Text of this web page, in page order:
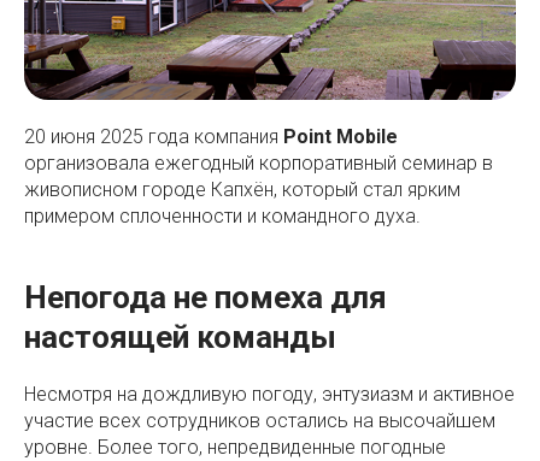
20 июня 2025 года компания Point Mobile
организовала ежегодный корпоративный семинар в
живописном городе Капхён, который стал ярким
примером сплоченности и командного духа.
Непогода не помеха для
настоящей команды
Несмотря на дождливую погоду, энтузиазм и активное
участие всех сотрудников остались на высочайшем
уровне. Более того, непредвиденные погодные